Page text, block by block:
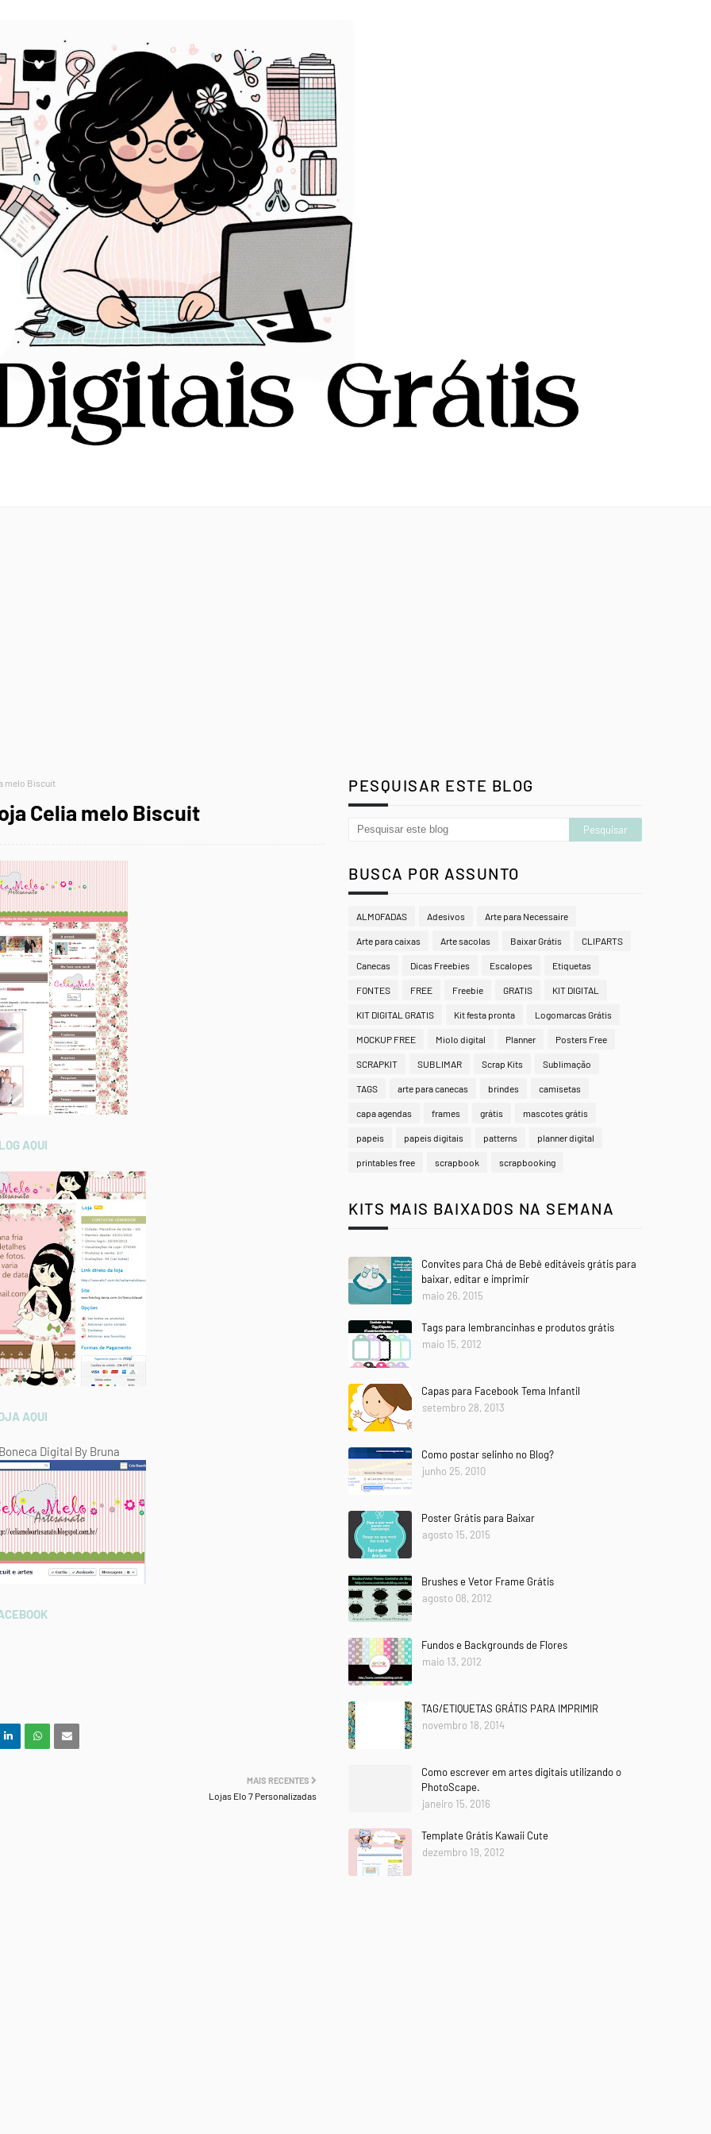
melo Biscuit
Celia melo Biscuit
AQUI
AQUI
Digital By Bruna
MAIS RECENTES
Lojas Elo 7 Personalizadas
PESQUISAR ESTE BLOG
BUSCA POR ASSUNTO
ALMOFADAS Adesivos Arte para Necessaire
Arte para caixas Arte sacolas Baixar Grátis CLIPARTS
Canecas Dicas Freebies Escalopes Etiquetas
FONTES FREE Freebie GRATIS KIT DIGITAL
KIT DIGITAL GRATIS Kit festa pronta Logomarcas Grátis
MOCKUP FREE Miolo digital Planner Posters Free
SCRAPKIT SUBLIMAR Scrap Kits Sublimação
TAGS arte para canecas brindes camisetas
capa agendas frames grátis mascotes grátis
papeis papeis digitais patterns planner digital
printables free scrapbook scrapbooking
KITS MAIS BAIXADOS NA SEMANA
Convites para Chá de Bebê editáveis grátis para
baixar, editar e imprimir
maio 26, 2015
Tags para lembrancinhas e produtos grátis
maio 15, 2012
Capas para Facebook Tema Infantil
setembro 28, 2013
Como postar selinho no Blog?
junho 25, 2010
Poster Grátis para Baixar
agosto 15, 2015
Brushes e Vetor Frame Grátis
agosto 08, 2012
Fundos e Backgrounds de Flores
maio 13, 2012
TAG/ETIQUETAS GRÁTIS PARA IMPRIMIR
novembro 18, 2014
Como escrever em artes digitais utilizando o
PhotoScape.
janeiro 15, 2016
Template Grátis Kawaii Cute
dezembro 19, 2012